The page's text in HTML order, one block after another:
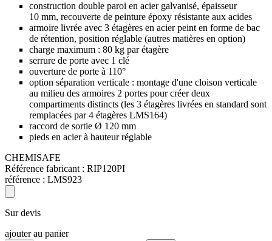
construction double paroi en acier galvanisé, épaisseur
10 mm, recouverte de peinture époxy résistante aux acides
armoire livrée avec 3 étagères en acier peint en forme de bac
de rétention, position réglable (autres matières en option)
charge maximum : 80 kg par étagère
serrure de porte avec 1 clé
ouverture de porte à 110°
option séparation verticale : montage d'une cloison verticale
au milieu des armoires 2 portes pour créer deux
compartiments distincts (les 3 étagères livrées en standard sont
remplacées par 4 étagères LMS164)
raccord de sortie Ø 120 mm
pieds en acier à hauteur réglable
CHEMISAFE
Référence fabricant : RIP120PI
référence : LMS923
Sur devis
ajouter au panier